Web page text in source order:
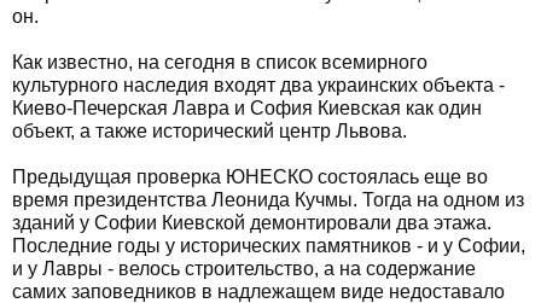
он.
Как известно, на сегодня в список всемирного
культурного наследия входят два украинских объекта -
Киево-Печерская Лавра и София Киевская как один
объект, а также исторический центр Львова.
Предыдущая проверка ЮНЕСКО состоялась еще во
время президентства Леонида Кучмы. Тогда на одном из
зданий у Софии Киевской демонтировали два этажа.
Последние годы у исторических памятников - и у Софии,
и у Лавры - велось строительство, а на содержание
самих заповедников в надлежащем виде недоставало